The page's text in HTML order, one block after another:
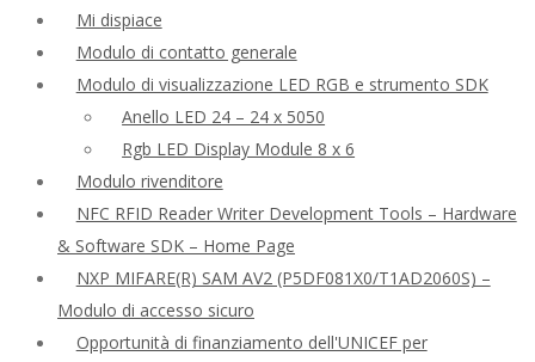
Mi dispiace
Modulo di contatto generale
Modulo di visualizzazione LED RGB e strumento SDK
Anello LED 24 – 24 x 5050
Rgb LED Display Module 8 x 6
Modulo rivenditore
NFC RFID Reader Writer Development Tools – Hardware
& Software SDK – Home Page
NXP MIFARE(R) SAM AV2 (P5DF081X0/T1AD2060S) –
Modulo di accesso sicuro
Opportunità di finanziamento dell'UNICEF per